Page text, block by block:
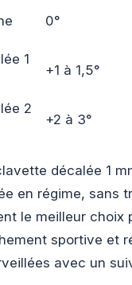
0°
1
+1 à 1,5°
2
+2 à 3°
décalée 1
en régime, sans
le meilleur choix
sportive et
avec un